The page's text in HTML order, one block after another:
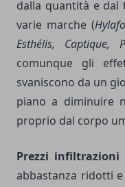
dalla quantità e
varie marche (
Esthélis, Captique,
comunque gli
svaniscono da un
piano a diminuire
proprio dal corpo
Prezzi
abbastanza ridotti